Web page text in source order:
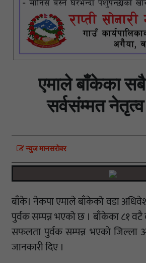
एमाले बाँकेका सबै
सर्वसंम्मत
न्युज मानसराेवर
बाँके। नेकपा एमाले बाँकेको वडा
पुर्वक सम्पन्न भएको छ । बाँकेका ८१
सफलता पुर्वक सम्पन्न भएको जिल्ला
जानकारी दिए ।